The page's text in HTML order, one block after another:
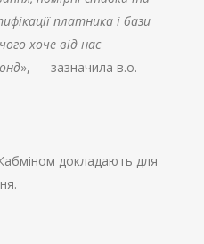
платника і бази
хоче від нас
», — зазначила в.о.
докладають для